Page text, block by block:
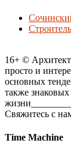
16+ ©
просто и
основных
также
Свяжитесь с
Time Machine